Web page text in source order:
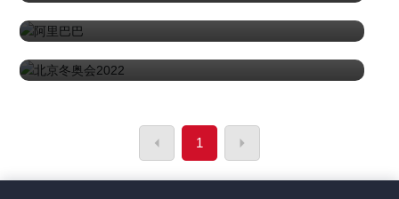
北京冬奥会2022
1